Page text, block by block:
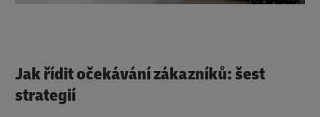
Jak řídit očekávání zákazníků: šest
strategií